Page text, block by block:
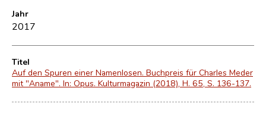
Jahr
2017
Titel
Auf den Spuren einer Namenlosen. Buchpreis für Charles Meder
mit "Aname". In: Opus. Kulturmagazin (2018), H. 65, S. 136-137.